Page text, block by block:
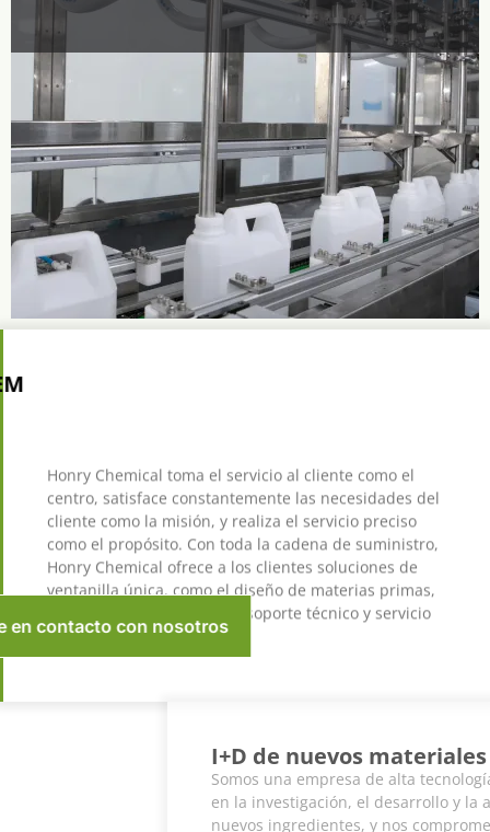
como el propósito. Con toda la cadena de suministro,
Honry Chemical ofrece a los clientes soluciones de
ventanilla única, como el diseño de materias primas,
formulación de productos, soporte técnico y servicio
preciso personalizado.
Póngase en contacto con nosotros
I+D de nuevos materiales
Somos una empresa de alta tecnología especializada
en la investigación, el desarrollo y la aplicación de
nuevos ingredientes, y nos comprometemos a ofrecer